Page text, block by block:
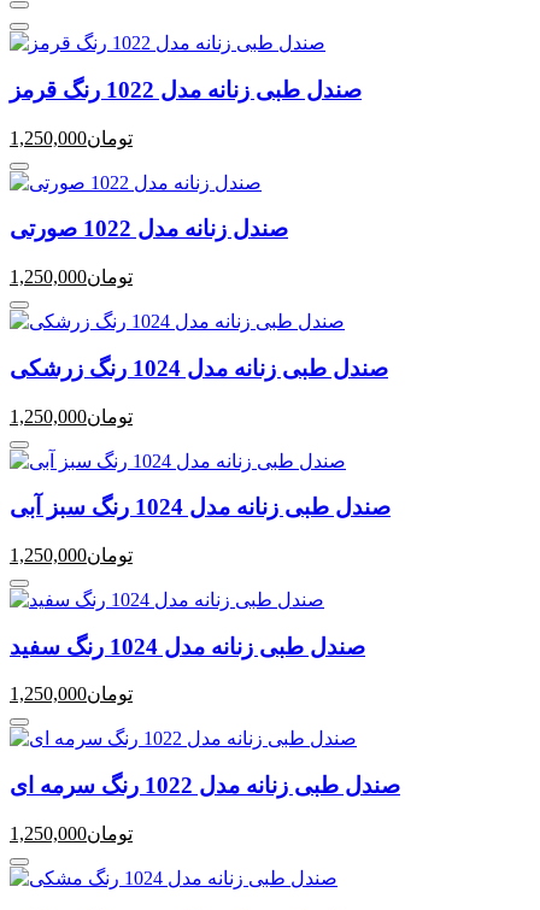
صندل طبی زنانه مدل 1022 رنگ قرمز
1,250,000تومان
صندل زنانه مدل 1022 صورتی
1,250,000تومان
صندل طبی زنانه مدل 1024 رنگ زرشکی
1,250,000تومان
صندل طبی زنانه مدل 1024 رنگ سبز آبی
1,250,000تومان
صندل طبی زنانه مدل 1024 رنگ سفید
1,250,000تومان
صندل طبی زنانه مدل 1022 رنگ سرمه ای
1,250,000تومان